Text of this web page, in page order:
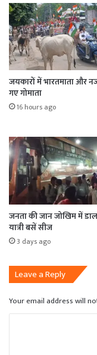
जयकारों में भारतमाता और
गए गोमाता
16 hours ago
जनता की जान जोखिम में डाल
यात्री बसें सीज
3 days ago
Leave a Reply
Your email address will